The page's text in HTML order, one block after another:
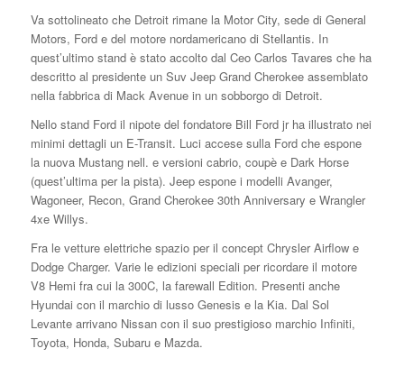
Va sottolineato che Detroit rimane la Motor City, sede di General
Motors, Ford e del motore nordamericano di Stellantis. In
quest’ultimo stand è stato accolto dal Ceo Carlos Tavares che ha
descritto al presidente un Suv Jeep Grand Cherokee assemblato
nella fabbrica di Mack Avenue in un sobborgo di Detroit.
Nello stand Ford il nipote del fondatore Bill Ford jr ha illustrato nei
minimi dettagli un E-Transit. Luci accese sulla Ford che espone
la nuova Mustang nell. e versioni cabrio, coupè e Dark Horse
(quest’ultima per la pista). Jeep espone i modelli Avanger,
Wagoneer, Recon, Grand Cherokee 30th Anniversary e Wrangler
4xe Willys.
Fra le vetture elettriche spazio per il concept Chrysler Airflow e
Dodge Charger. Varie le edizioni speciali per ricordare il motore
V8 Hemi fra cui la 300C, la farewall Edition. Presenti anche
Hyundai con il marchio di lusso Genesis e la Kia. Dal Sol
Levante arrivano Nissan con il suo prestigioso marchio Infiniti,
Toyota, Honda, Subaru e Mazda.